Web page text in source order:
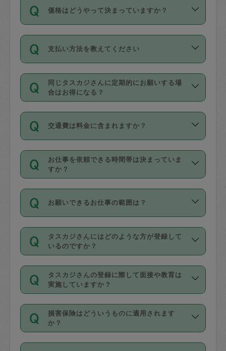
超えて依頼したい場合は、延長機能をご
利用ください。機能をご利用いただくに
の上事前申請することが必要です。な
お、3時間を下回っても、値引き等はござ
いません。
価格はどうやって決まっていますか？
11種類の価格帯の中からタスカジさん自
身が価格を選んで設定しています。
タスカジさんの価格設定には最初は制限
があり、レビュー件数、レビューの平均
値、などで除々に設定可能な最高額が上
がっていく仕組みになっています。
支払い方法を教えてください
お支払方法はクレジットカード（Visa／
Master／JCB／AMERICAN EXPRESS／
Diners Club）のみとなります。
を行う際にご入力ください。プロフィー
ル登録時にはご入力いただかなくても大
丈夫です。
デビットカード・プリペイドカード（Vプ
リカ、au WALLETなど）は支払にはご利
銀行振込や現金払いも対応していませ
なお、タスカジさんの交通費も、依頼料
金のご請求と合わせてお支払いとなりま
動計算で表示されます。
同じタスカジさんに定期的にお願いする場
合はお得になる？
依頼には「スポット」と「定期（毎週｜
隔週）」があり、「定期」の依頼は「ス
ポット」よりお得な料金でご利用できま
す。
定期の最低利用回数は設けていない代わ
りに、一定数を超えたキャンセルは有償
（例：毎週定期の場合は３回以上のキャ
ンセルが有償（1200円、隔週定期の場合
は２回以上のキャンセルが有償（1200
交通費は料金に含まれますか？
交通費は依頼料金とは別途発生し、依頼
料金のご請求と合わせてお支払いとなり
ます。交通費の金額は「依頼の詳細」に
お仕事を依頼できる時間帯は決まっていま
すか？
時間帯は3種類あります。いずれも１回あ
たり３時間です。
・ＡＭ ９時～１２時
・ＰＭ １３時～１６時
・夜 １８時～２１時
開始時間を２時間前後変更することが可
能です。依頼送信後、個別にタスカジさ
んにメッセージを送り調整してくださ
い。ただし、２時間を越えての調整はで
お願いできるお仕事の範囲は？
掃除、整理収納、洗濯、買い物、料理、
作り置きです。タスカジさんによってで
きる仕事の範囲が異なりますので、依頼
する前にタスカジさんのプロフィールで
確認してください。
基本的に、高所での作業や危険作業、屋
外での作業は対象外です。
タスカジさんにはどのような方が登録して
いるのですか？
主婦として長年の家事経験をお持ちの
方、栄養士・調理師といった資格者で保
育園や学校の給食やレストランで料理関
係の専門職に従事されていた方、日本で
すでにハウスキーパーや英語の先生とし
てお仕事をしているフィリピン出身の
タスカジさんの登録に際して面接や教育は
実施していますか？
応募の際に、各自事務局との面接と説明
を行っています。その後、身分証明書の
写真提出をしていただいています。外国
損害保険はどういうものに適用されます
か？
依頼者とタスカジさんとの間でタスカジ